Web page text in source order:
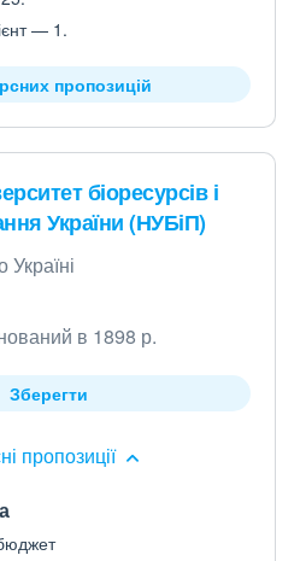
— 1.
пропозицій
біоресурсів і
України (НУБіП)
в 1898 р.
пропозиції
Зберегти